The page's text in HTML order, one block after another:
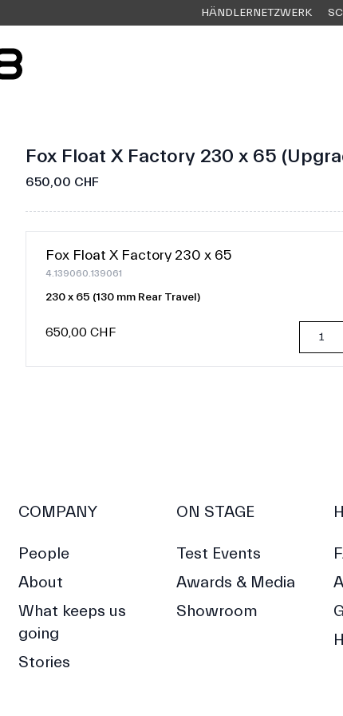
HÄNDLERNETZWERK
Fox Float X Factory 230 x 65
650,00 CHF
Fox Float X Factory 230 x 65
4.139060.139061
230 x 65 (130 mm Rear Travel)
650,00 CHF
COMPANY
People
About
What keeps us
going
Stories
ON STAGE
Test Events
Awards & Media
Showroom